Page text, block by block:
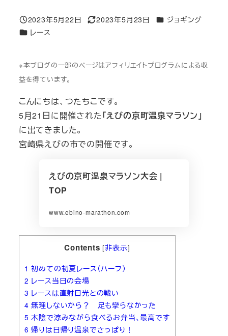
投稿日
2023年5月22日
更新日
2023年5月23日 カテゴリー
ジョギング
カテゴリー
レース
※本ブログの一部のページはアフィリエイトプログラムによる収
益を得ています。
こんにちは、つたちこです。
5月21日に開催された「えびの京町温泉マラソン」
に出てきました。
宮崎県えびの市での開催です。
えびの京町温泉マラソン大会 |
TOP
www.ebino-marathon.com
Contents [非表示]
1 初めての初夏レース（ハーフ）
2 レース当日の会場
3 レースは直射日光との戦い
4 無理しないから？ 足も攣らなかった
5 木陰で涼みながら食べるお弁当、最高です
6 帰りは日帰り温泉でさっぱり！